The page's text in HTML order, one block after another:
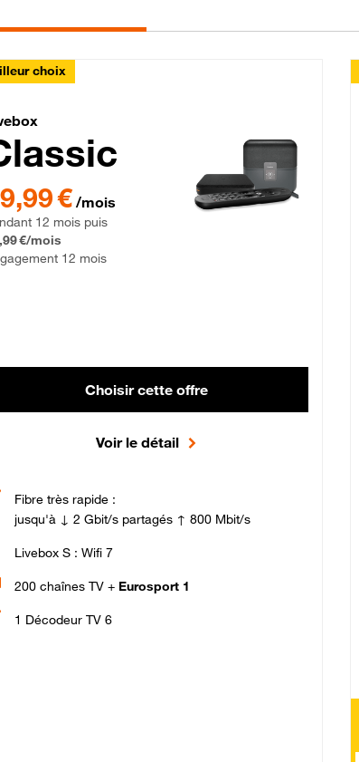
choix
Classic Fibre
€ par mois pendant 12 mois puis 42,99 € par mois,
€/mois
12 mois puis
€/mois
12 mois
Choisir cette offre
Voir le détail
Fibre très rapide :
jusqu'à ↓ 2 Gbit/s partagés ↑ 800 Mbit/s
Livebox S : Wifi 7
200 chaînes TV + Eurosport 1
1 Décodeur TV 6